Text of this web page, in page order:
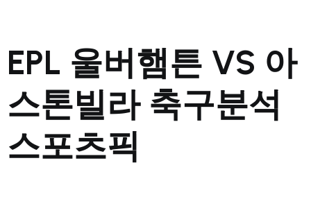
EPL 울버햄튼 VS 아
스톤빌라 축구분석
스포츠픽